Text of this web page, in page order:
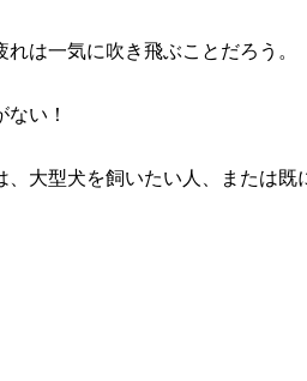
は一気に吹き飛ぶことだろう。
い！
大型犬を飼いたい人、または既